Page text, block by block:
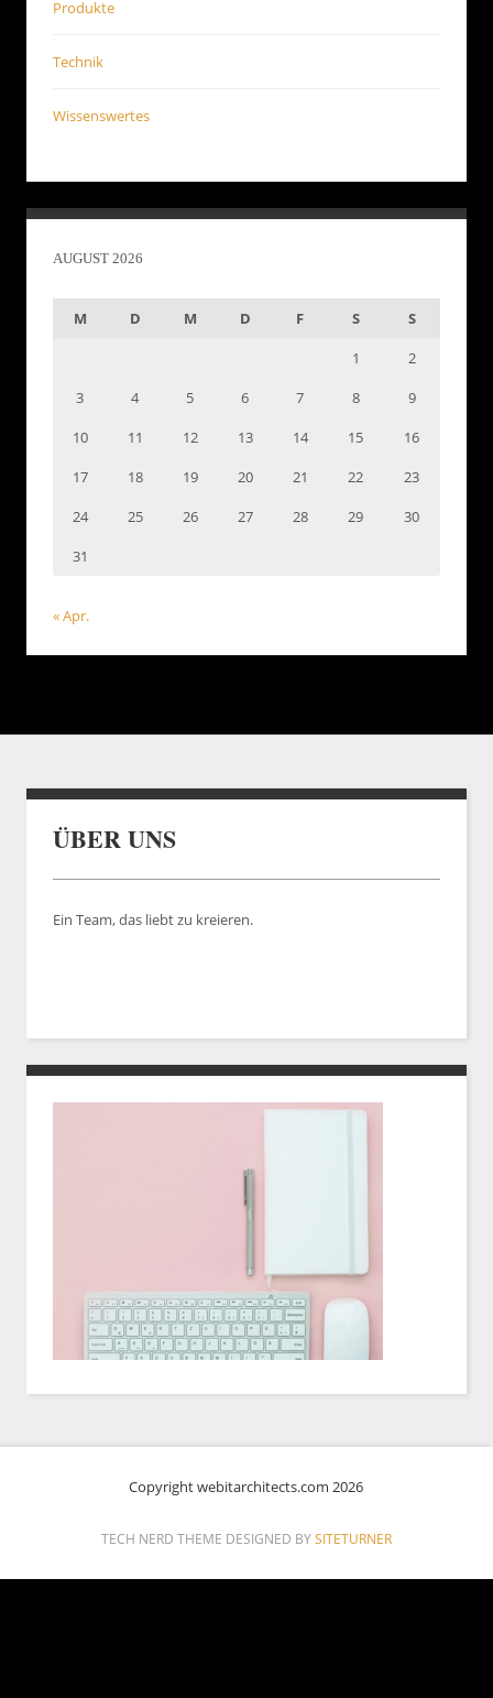
Produkte
Technik
Wissenswertes
AUGUST 2026
M D M D F S
S
1
2
3
4 5 6 7 8
9
10
11 12 13 14 15
16
17
18 19 20 21 22
23
24
25 26 27 28 29
30
31
« Apr.
ÜBER UNS
Ein Team, das liebt zu kreieren.
Copyright webitarchitects.com 2026
TECH NERD THEME DESIGNED BY SITETURNER